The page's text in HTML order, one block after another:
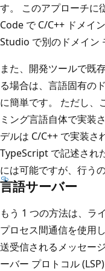
す。 このアプローチ
Code で C/C++ ドメイ
Studio で別のドメイン
また、開発ツールで既
る場合は、言語固有の
に簡単です。 ただし、
ミング言語自体で実装
デルは C/C++ で実装さ
TypeScript で記述され
には可能ですが、行う
言語サーバー
もう 1 つの方法は、ラ
プロセス間通信を使用
送受信されるメッセー
ーバー プロトコル